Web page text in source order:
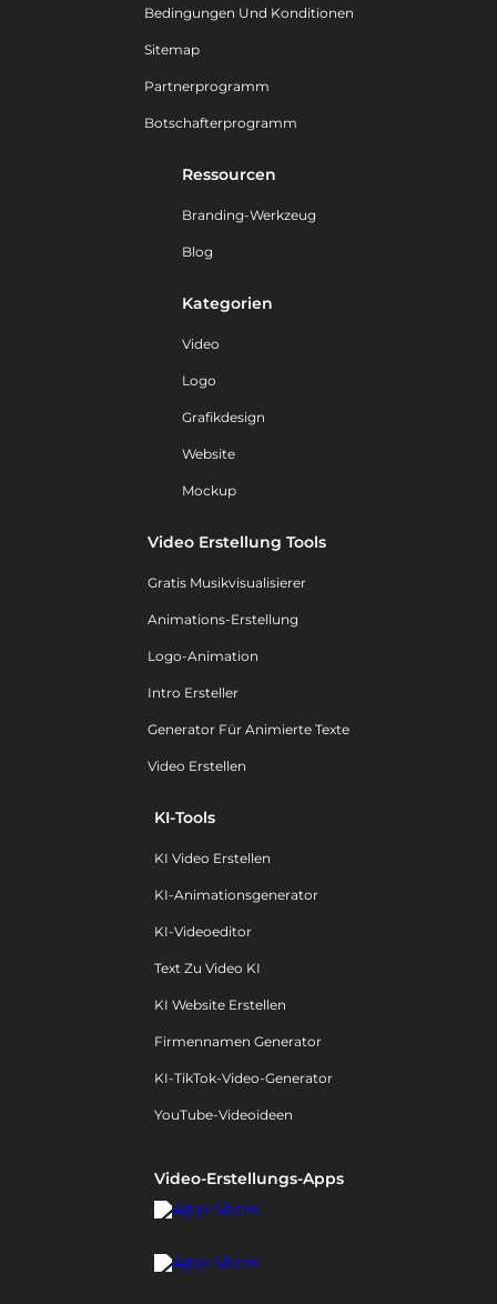
Bedingungen Und Konditionen
Sitemap
Partnerprogramm
Botschafterprogramm
Ressourcen
Branding-Werkzeug
Blog
Kategorien
Video
Logo
Grafikdesign
Website
Mockup
Video Erstellung Tools
Gratis Musikvisualisierer
Animations-Erstellung
Logo-Animation
Intro Ersteller
Generator Für Animierte Texte
Video Erstellen
KI-Tools
KI Video Erstellen
KI-Animationsgenerator
KI-Videoeditor
Text Zu Video KI
KI Website Erstellen
Firmennamen Generator
KI-TikTok-Video-Generator
YouTube-Videoideen
Video-Erstellungs-Apps